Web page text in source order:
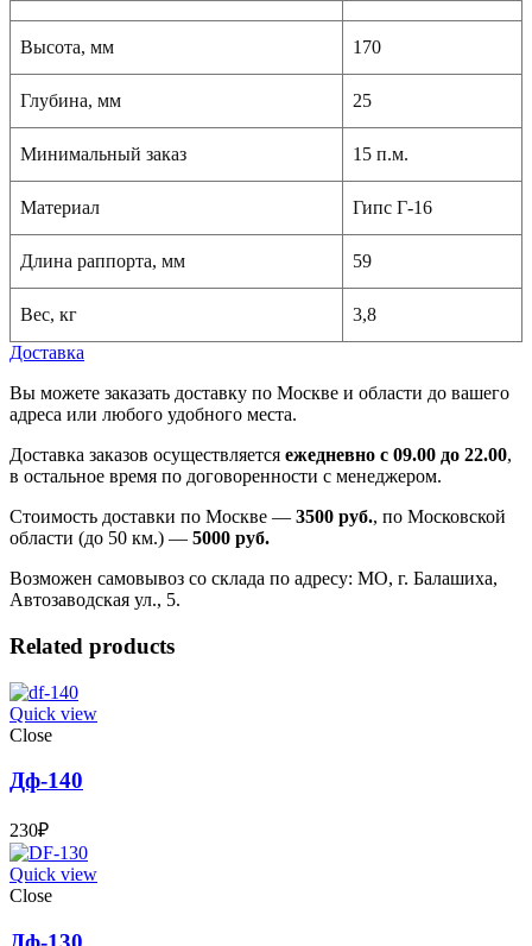
Высота, мм 170
Глубина, мм 25
Минимальный заказ 15 п.м.
Материал Гипс Г-16
Длина раппорта, мм 59
Вес, кг
3,8
Доставка
Вы можете заказать доставку по Москве и области до вашего
адреса или любого удобного места.
Доставка заказов осуществляется ежедневно с 09.00 до 22.00,
в остальное время по договоренности с менеджером.
Стоимость доставки по Москве — 3500 руб., по Московской
области (до 50 км.) — 5000 руб.
Возможен самовывоз со склада по адресу: МО, г. Балашиха,
Автозаводская ул., 5.
Related products
Quick view
Close
Дф-140
230₽
Quick view
Close